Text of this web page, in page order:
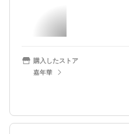
購入したストア
嘉年華